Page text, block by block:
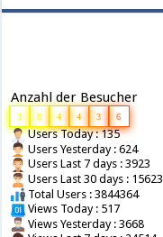
Anzahl der Besucher
3 8 4 4 3 6
Users Today : 135
Users Yesterday : 624
Users Last 7 days : 3923
Users Last 30 days : 15623
Total Users : 3844364
Views Today : 517
Views Yesterday : 3668